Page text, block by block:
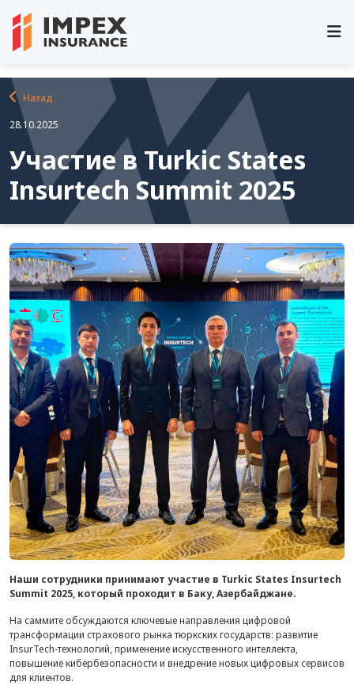
Назад
28.10.2025
Участие в Turkic States
Insurtech Summit 2025
Наши сотрудники принимают участие в Turkic States Insurtech
Summit 2025, который проходит в Баку, Азербайджане.
На саммите обсуждаются ключевые направления цифровой
трансформации страхового рынка тюркских государств: развитие
InsurTech-технологий, применение искусственного интеллекта,
повышение кибербезопасности и внедрение новых цифровых сервисов
для клиентов.